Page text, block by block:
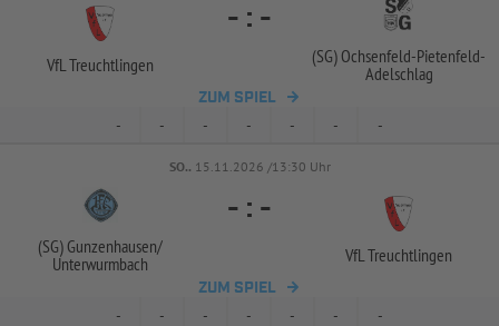
VfL Treuchtlingen
- : -
(SG) Ochsenfeld-Pietenfeld-
Adelschlag
ZUM SPIEL
- - - - - - -
SO.. 15.11.2026 /13:30 Uhr
(SG) Gunzenhausen/
Unterwurmbach
- : -
VfL Treuchtlingen
ZUM SPIEL
- - - - - - -